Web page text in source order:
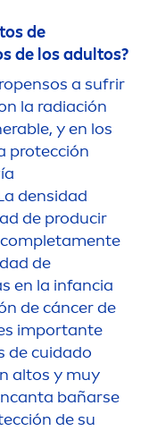
de
de los adultos?
a sufrir
la radiación
y en los
protección
densidad
de producir
mente
de
en la infancia
de cáncer de
importante
de cuidado
altos y muy
bañarse
de su